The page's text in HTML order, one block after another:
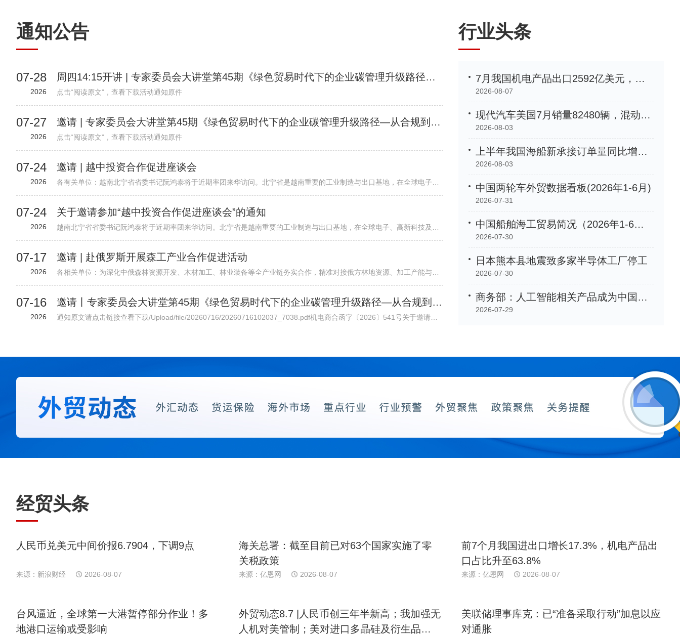
通知公告
07-28
2026
周四14:15开讲 | 专家委员会大讲堂第45期《绿色贸易时代下的企业碳管理升级路径—从合规到竞争力》
点击“阅读原文”，查看下载活动通知原件
07-27
2026
邀请 | 专家委员会大讲堂第45期《绿色贸易时代下的企业碳管理升级路径—从合规到竞争力》
点击“阅读原文”，查看下载活动通知原件
07-24
2026
邀请 | 越中投资合作促进座谈会
各有关单位：越南北宁省省委书记阮鸿泰将于近期率团来华访问。北宁省是越南重要的工业制造与出口基地，在全球电子、高新科技及智能制造领域形成了一定产业规模。依托其地理位置、基础设施以及当地政府“与企业同行”...
07-24
2026
关于邀请参加“越中投资合作促进座谈会”的通知
越南北宁省省委书记阮鸿泰将于近期率团来华访问。北宁省是越南重要的工业制造与出口基地，在全球电子、高新科技及智能制造领域形成了一定产业规模。依托其地理位置、基础设施以及当地政府“与企业同行”的投资服务配套机制，北宁省已吸引多家跨国企业入驻，成为外资企业在越南布局的重要选项之一。 为进一步促进中国与越南地方政府间经贸交流合作，加强中国企业对越南北宁省贸易投资环境的了解，北宁省人民委员会和越南驻华大使馆将于8月24日（星期一）在北京共同举办“越中投资合作促进座谈会-北宁省:携手同行共创未来”。会议包括相关领导致辞、北宁省推介片、投资政策推介、实践案例分享、投资证书颁发仪式、省领导总结发言等多个环节，具体安排请见附件活动初步议程。 近年来，机电商会受邀配合越南方面举办多场投资、贸易与旅游促进活动，为两国企业搭建对接平台，推动了双边在经贸、投资等领域的务实合作。受越南驻华使馆委托，机电商会将再次支持本次活动，现邀请与北宁省重点合作领域相关的企业参会并开展交流。请有意参会的企业于8月19日前打开下方链接，或扫描下方二维码在线报名。我会将根据使馆要求进行企业适配度审核，最终参会请以我会邮件通知为准。
07-17
2026
邀请 | 赴俄罗斯开展森工产业合作促进活动
各相关单位：为深化中俄森林资源开发、木材加工、林业装备等全产业链务实合作，精准对接俄方林地资源、加工产能与对华合作政策，我会拟组织行业企业于2026年7月底赴俄罗斯开展林业专项商务考察。目前境外详细行程、...
07-16
2026
邀请丨专家委员会大讲堂第45期《绿色贸易时代下的企业碳管理升级路径—从合规到竞争力》公益讲座
通知原文请点击链接查看下载/Upload/file/20260716/20260716102037_7038.pdf机电商合函字〔2026〕541号关于邀请参加中国机电商会专家委员会大讲堂第45期公益讲座《绿色贸易时代下的企业碳管理升级路径—从合规到竞争力》的函各有关单位： 党的十八大以来，党中央实施积极应对气候变化国家战略，作出实现碳达峰碳中和的重大战略决策。中国机电产品进出口商会（以下简称“机电商会”）积极落实党中央决策部署，始终致力于提升企业
行业头条
7月我国机电产品出口2592亿美元，同比增长33.9%
2026-08-07
现代汽车美国7月销量82480辆，混动车型增长35%创新高
2026-08-03
上半年我国海船新承接订单量同比增长105.2%
2026-08-03
中国两轮车外贸数据看板(2026年1-6月)
2026-07-31
中国船舶海工贸易简况（2026年1-6月）
2026-07-30
日本熊本县地震致多家半导体工厂停工
2026-07-30
商务部：人工智能相关产品成为中国外贸「新名片」
2026-07-29
经贸头条
人民币兑美元中间价报6.7904，下调9点
来源：新浪财经 2026-08-07
海关总署：截至目前已对63个国家实施了零
关税政策
来源：亿恩网 2026-08-07
前7个月我国进出口增长17.3%，机电产品出
口占比升至63.8%
来源：亿恩网 2026-08-07
台风逼近，全球第一大港暂停部分作业！多
地港口运输或受影响
外贸动态8.7 |人民币创三年半新高；我加强无
人机对美管制；美对进口多晶硅及衍生品加
美联储理事库克：已“准备采取行动”加息以应
对通胀